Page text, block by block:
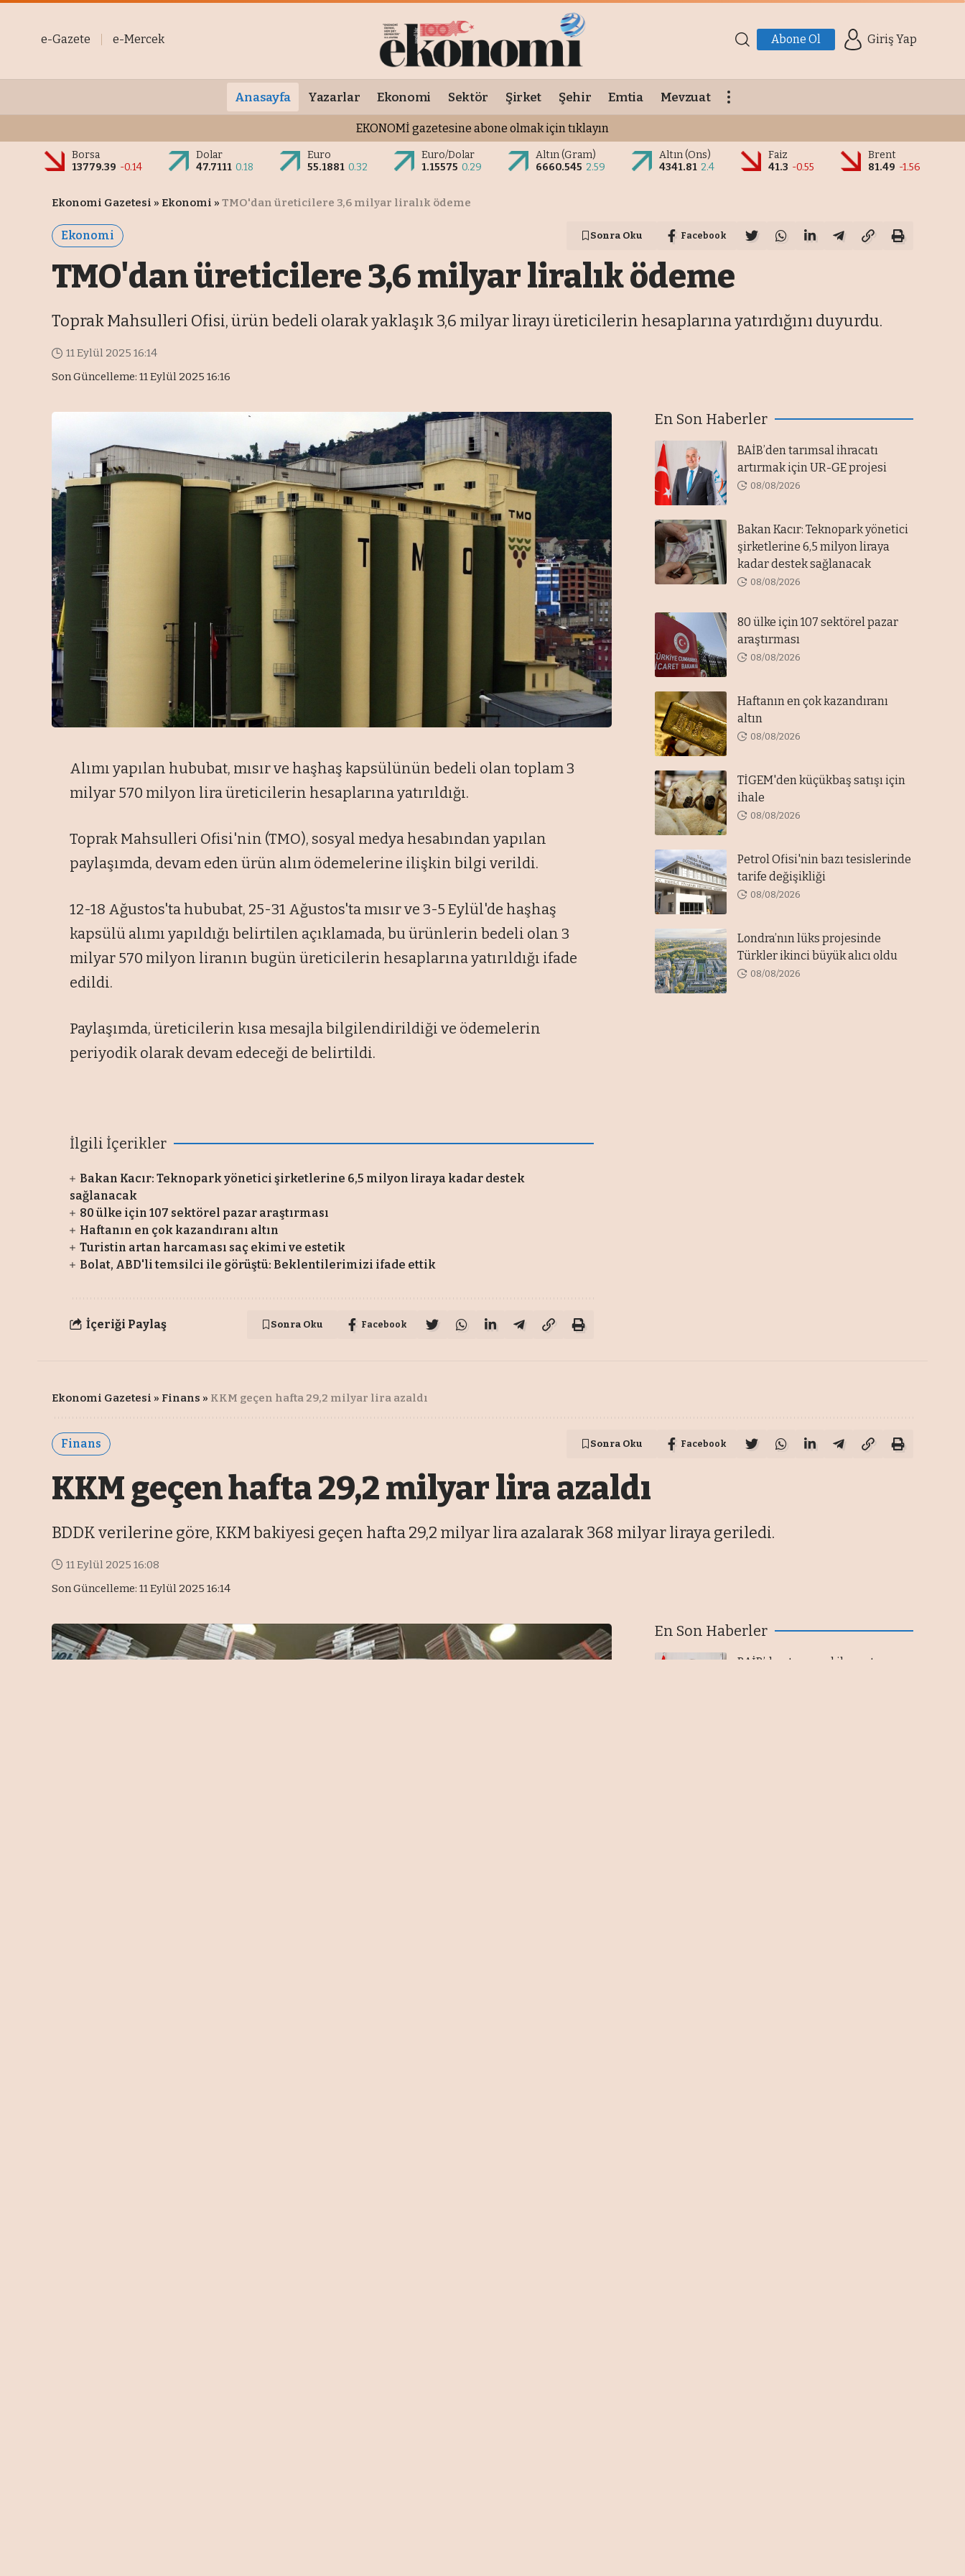
e-Gazete e-Mercek Abone Ol Giriş Yap
Anasayfa Yazarlar Ekonomi Sektör Şirket Şehir Emtia Mevzuat
EKONOMİ gazetesine abone olmak için tıklayın
Borsa
13779.39 -0.14
Dolar
47.7111 0.18
Euro
55.1881 0.32
Euro/Dolar
1.15575 0.29
Altın (Gram)
6660.545 2.59
Altın (Ons)
4341.81 2.4
Faiz
41.3 -0.55
Brent
81.49 -1.56
Ekonomi Gazetesi » Ekonomi » TMO'dan üreticilere 3,6 milyar liralık ödeme
Ekonomi Sonra Oku Facebook
TMO'dan üreticilere 3,6 milyar liralık ödeme
Toprak Mahsulleri Ofisi, ürün bedeli olarak yaklaşık 3,6 milyar lirayı üreticilerin hesaplarına yatırdığını duyurdu.
Son Güncelleme: 11 Eylül 2025 16:16
11 Eylül 2025 16:14
Alımı yapılan hububat, mısır ve haşhaş kapsülünün bedeli olan toplam 3
milyar 570 milyon lira üreticilerin hesaplarına yatırıldığı.
Toprak Mahsulleri Ofisi'nin (TMO), sosyal medya hesabından yapılan
paylaşımda, devam eden ürün alım ödemelerine ilişkin bilgi verildi.
12-18 Ağustos'ta hububat, 25-31 Ağustos'ta mısır ve 3-5 Eylül'de haşhaş
kapsülü alımı yapıldığı belirtilen açıklamada, bu ürünlerin bedeli olan 3
milyar 570 milyon liranın bugün üreticilerin hesaplarına yatırıldığı ifade
edildi.
Paylaşımda, üreticilerin kısa mesajla bilgilendirildiği ve ödemelerin
periyodik olarak devam edeceği de belirtildi.
İlgili İçerikler
Bakan Kacır: Teknopark yönetici şirketlerine 6,5 milyon liraya kadar destek
sağlanacak
80 ülke için 107 sektörel pazar araştırması
Haftanın en çok kazandıranı altın
Turistin artan harcaması saç ekimi ve estetik
Bolat, ABD'li temsilci ile görüştü: Beklentilerimizi ifade ettik
İçeriği Paylaş Sonra Oku Facebook
En Son Haberler
BAİB’den tarımsal ihracatı
artırmak için UR-GE projesi
08/08/2026
Bakan Kacır: Teknopark yönetici
şirketlerine 6,5 milyon liraya
kadar destek sağlanacak
08/08/2026
80 ülke için 107 sektörel pazar
araştırması
08/08/2026
Haftanın en çok kazandıranı
altın
08/08/2026
TİGEM'den küçükbaş satışı için
ihale
08/08/2026
Petrol Ofisi'nin bazı tesislerinde
tarife değişikliği
08/08/2026
Londra’nın lüks projesinde
Türkler ikinci büyük alıcı oldu
08/08/2026
Ekonomi Gazetesi » Finans » KKM geçen hafta 29,2 milyar lira azaldı
Finans Sonra Oku Facebook
KKM geçen hafta 29,2 milyar lira azaldı
BDDK verilerine göre, KKM bakiyesi geçen hafta 29,2 milyar lira azalarak 368 milyar liraya geriledi.
Son Güncelleme: 11 Eylül 2025 16:14
11 Eylül 2025 16:08
En Son Haberler
BAİB’den tarımsal ihracatı